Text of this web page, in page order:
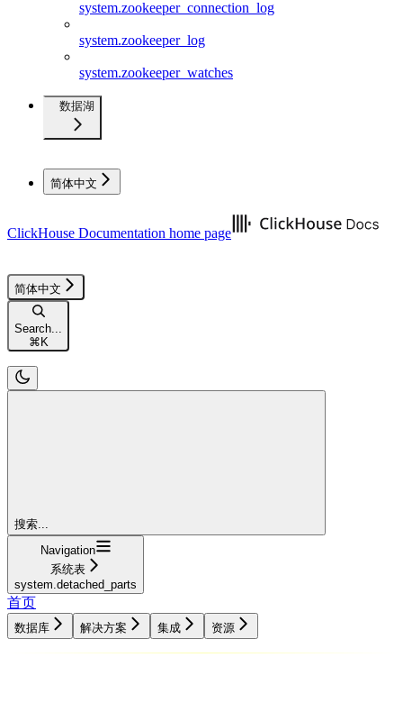
system.zookeeper_connection_log
system.zookeeper_log
system.zookeeper_watches
数据湖
简体中文
ClickHouse Documentation home page
简体中文
Search...
⌘K
搜索...
Navigation
系统表
system.detached_parts
首页
数据库 解决方案 集成 资源